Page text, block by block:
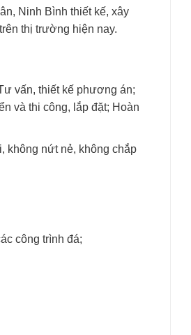
Ninh Bình thiết kế, xây
thị trường hiện nay.
vấn, thiết kế phương án;
và thi công, lắp đặt; Hoàn
không nứt nẻ, không chắp
công trình đá;